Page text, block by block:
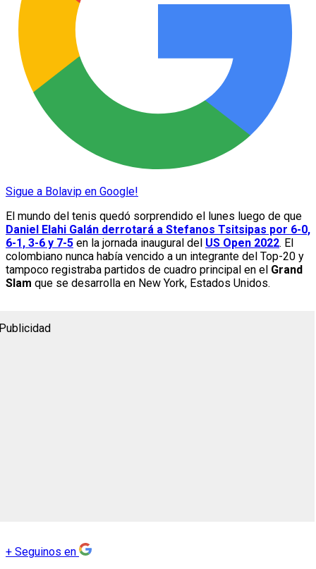
Sigue a Bolavip en Google!
El mundo del tenis quedó sorprendido el lunes luego de que
Daniel Elahi Galán derrotará a Stefanos Tsitsipas por 6-0,
6-1, 3-6 y 7-5 en la jornada inaugural del US Open 2022. El
colombiano nunca había vencido a un integrante del Top-20 y
tampoco registraba partidos de cuadro principal en el Grand
Slam que se desarrolla en New York, Estados Unidos.
+ Seguinos en